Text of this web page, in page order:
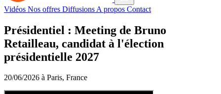
Vidéos Nos offres Diffusions A propos Contact
Présidentiel : Meeting de Bruno
Retailleau, candidat à l'élection
présidentielle 2027
20/06/2026 à Paris, France